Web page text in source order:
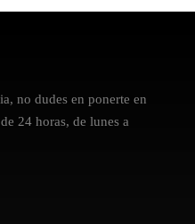
no dudes en ponerte en
24 horas, de lunes a